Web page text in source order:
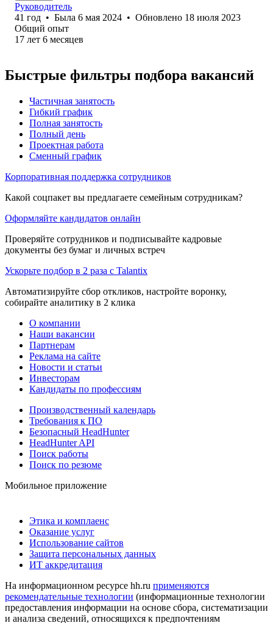
Руководитель
41 год • Была 6 мая 2024 • Обновлено 18 июля 2023
Общий опыт
17 лет 6 месяцев
Быстрые фильтры подбора вакансий
Частичная занятость
Гибкий график
Полная занятость
Полный день
Проектная работа
Сменный график
Корпоративная поддержка сотрудников
Какой соцпакет вы предлагаете семейным сотрудникам?
Оформляйте кандидатов онлайн
Проверяйте сотрудников и подписывайте кадровые
документы без бумаг и личных встреч
Ускорьте подбор в 2 раза с Talantix
Автоматизируйте сбор откликов, настройте воронку,
собирайте аналитику в 2 клика
О компании
Наши вакансии
Партнерам
Реклама на сайте
Новости и статьи
Инвесторам
Кандидаты по профессиям
Производственный календарь
Требования к ПО
Безопасный HeadHunter
HeadHunter API
Поиск работы
Поиск по резюме
Мобильное приложение
Этика и комплаенс
Оказание услуг
Использование сайтов
Защита персональных данных
ИТ аккредитация
На информационном ресурсе hh.ru применяются
рекомендательные технологии (информационные технологии
предоставления информации на основе сбора, систематизации
и анализа сведений, относящихся к предпочтениям